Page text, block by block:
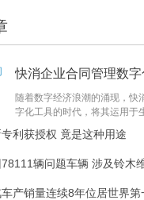
随着数字经济浪潮的涌现，快
字化工具的时代，将其运用于
资金链和信息流等业务环节，
术...
利获授权 竟是这种用途
辆问题车辆 涉及铃木
产销量连续8年位居世界第